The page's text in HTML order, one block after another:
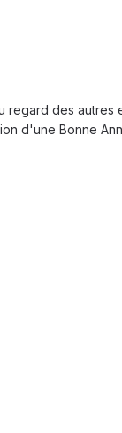
des
d'une Bonne